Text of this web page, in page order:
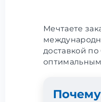
Мечтаете
доставкой